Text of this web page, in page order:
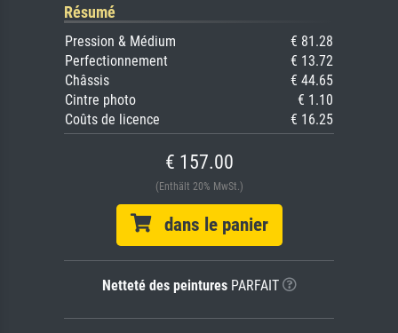
Résumé
Pression & Médium
€ 81.28
Perfectionnement
€ 13.72
Châssis
€ 44.65
Cintre photo
€ 1.10
Coûts de licence
€ 16.25
€ 157.00
(Enthält 20% MwSt.)
dans le panier
Netteté des peinturesPARFAIT